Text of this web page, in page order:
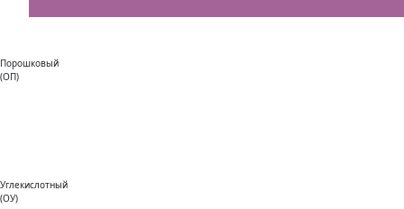
Порошковый
(ОП)
Углекислотный
(ОУ)